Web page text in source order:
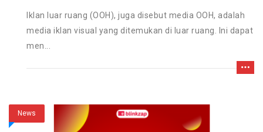
Iklan luar ruang (OOH), juga disebut media OOH, adalah
media iklan visual yang ditemukan di luar ruang. Ini dapat
men...
News